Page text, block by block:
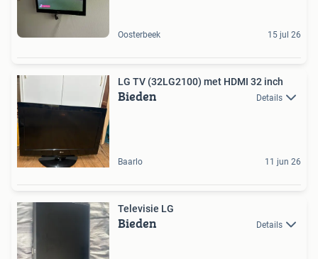
Oosterbeek 15 jul 26
LG TV (32LG2100) met HDMI 32 inch
Bieden Details
Baarlo 11 jun 26
Televisie LG
Bieden Details